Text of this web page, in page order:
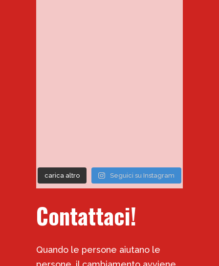
carica altro Seguici su Instagram
Contattaci!
Quando le persone aiutano le